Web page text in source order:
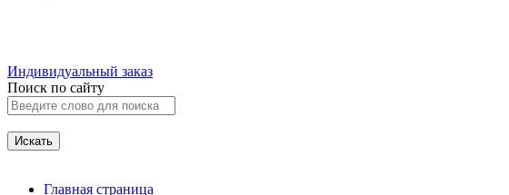
Индивидуальный заказ
Поиск по сайту
Главная страница